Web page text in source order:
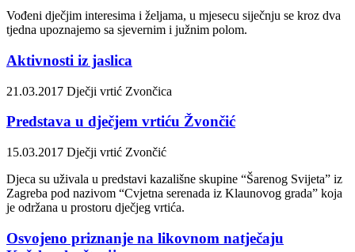
Vođeni dječjim interesima i željama, u mjesecu siječnju se kroz dva
tjedna upoznajemo sa sjevernim i južnim polom.
Aktivnosti iz jaslica
21.03.2017 Dječji vrtić Zvončica
Predstava u dječjem vrtiću Žvončić
15.03.2017 Dječji vrtić Zvončić
Djeca su uživala u predstavi kazališne skupine “Šarenog Svijeta” iz
Zagreba pod nazivom “Cvjetna serenada iz Klaunovog grada” koja
je održana u prostoru dječjeg vrtića.
Osvojeno priznanje na likovnom natječaju